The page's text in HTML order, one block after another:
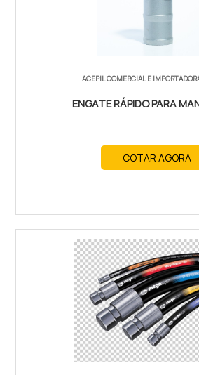
ACEPIL COMERCIAL E
ENGATE RÁPIDO PARA
COTAR AGORA